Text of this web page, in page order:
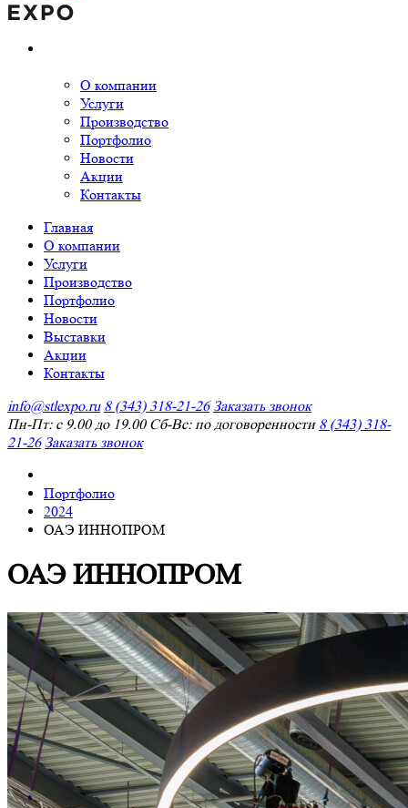
О компании
Услуги
Производство
Портфолио
Новости
Акции
Контакты
Главная
О компании
Услуги
Производство
Портфолио
Новости
Выставки
Акции
Контакты
info@stlexpo.ru 8 (343) 318-21-26 Заказать звонок
Пн-Пт: с 9.00 до 19.00 Сб-Вс: по договоренности 8 (343) 318-
21-26 Заказать звонок
Портфолио
2024
ОАЭ ИННОПРОМ
ОАЭ ИННОПРОМ